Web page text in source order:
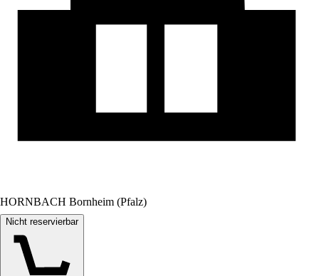
HORNBACH Bornheim (Pfalz)
Nicht reservierbar